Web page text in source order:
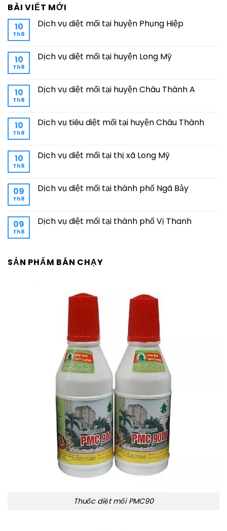
BÀI VIẾT MỚI
10
Th8
Dịch vụ diệt mối tại huyện Phụng Hiệp
10
Th8
Dịch vụ diệt mối tại huyện Long Mỹ
10
Th8
Dịch vụ diệt mối tại huyện Châu Thành A
10
Th8
Dịch vụ tiêu diệt mối tại huyện Châu Thành
10
Th8
Dịch vụ diệt mối tại thị xã Long Mỹ
09
Th8
Dịch vụ diệt mối tại thành phố Ngã Bảy
09
Th8
Dịch vụ diệt mối tại thành phố Vị Thanh
SẢN PHẨM BÁN CHẠY
Thuốc diệt mối PMC90